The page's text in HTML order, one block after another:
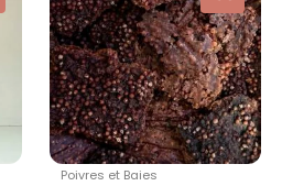
Poivres et Baies